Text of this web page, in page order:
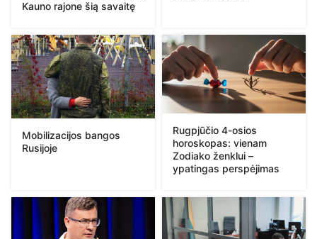
Kauno rajone šią savaitę
Mobilizacijos bangos
Rusijoje
Rugpjūčio 4-osios
horoskopas: vienam
Zodiako ženklui –
ypatingas perspėjimas